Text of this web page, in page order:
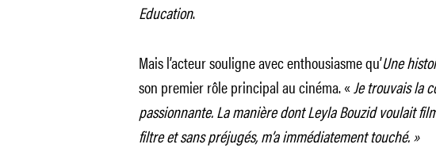
Education.
Mais l’acteur souligne avec enthousiasme qu’Une
son premier rôle principal au cinéma. «Je trouvais la
passionnante. La manière dont Leyla Bouzid voulait
filtre et sans préjugés, m’a immédiatement touché. »